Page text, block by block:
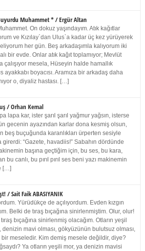
Muhammet * / Ergür Altan
On dokuz yaşındayım. Atık kağıtlar
ve Kızılay`dan Ulus`a kadar üç kez yürüyerek
her gün. Beş arkadaşımla kalıyorum iki
bir evde. Onlar atık kağıt toplamıyor; Mevlüt
çalışıyor mesela, Hüseyin halde hamallık
boyacısı. Aramıza bir arkadaş daha
o, diyaliz hastası. […]
/ Orhan Kemal
lapa kar, ister şarıl şarıl yağmur yağsın, isterse
gecenin ayazından karlar dona kesmiş olsun,
beş buçuğunda karanlıkları ürperten sesiyle
girerdi: “Gazete, havadiis!” Sabahın dördünde
başına geçtiğim için, bu ses, bu kara,
bu canlı, bu pırıl pırıl ses beni yazı makinemin
[…]
/ Sait Faik ABASIYANIK
Yürüdükçe de açılıyordum. Evden kızgın
Belki de tıraş bıçağına sinirlenmiştim. Olur, olur!
bıçağına sinirlenmiş olacağım. Otların yeşil
denizin mavi olması, gökyüzünün bulutsuz olması,
meseledir. Kim demiş mesele değildir, diye?
Ya otların yeşili mor, ya denizin mavisi